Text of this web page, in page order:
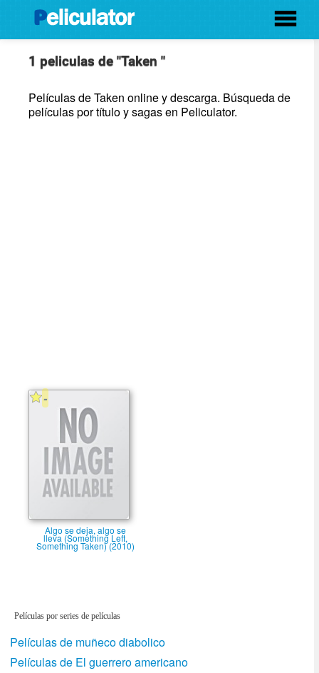
1 peliculas de "Taken "
Películas de Taken online y descarga. Búsqueda de
películas por título y sagas en Peliculator.
-
Algo se deja, algo se
lleva (Something Left,
Something Taken) (2010)
Películas por series de películas
Películas de muñeco diabolico
Películas de El guerrero americano